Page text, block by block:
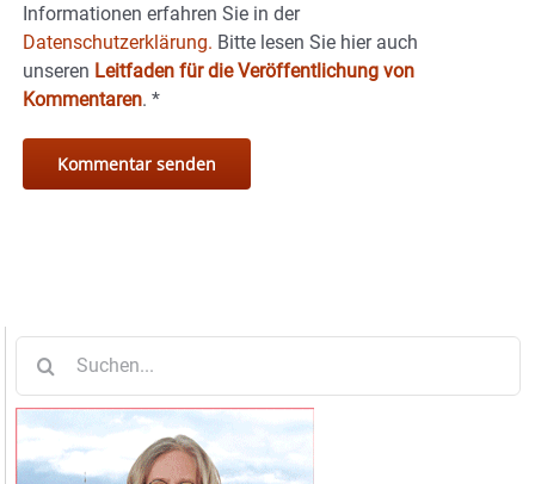
Informationen erfahren Sie in der
Datenschutzerklärung. Bitte lesen Sie hier auch
unseren Leitfaden für die Veröffentlichung von
Kommentaren. *
nach: